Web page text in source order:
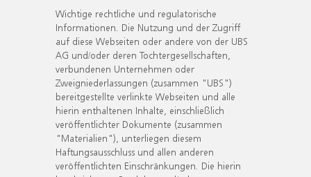
Wichtige rechtliche und regulatorische
Informationen. Die Nutzung und der Zugriff
auf diese Webseiten oder andere von der UBS
AG und/oder deren Tochtergesellschaften,
verbundenen Unternehmen oder
Zweigniederlassungen (zusammen "UBS")
bereitgestellte verlinkte Webseiten und alle
hierin enthaltenen Inhalte, einschließlich
veröffentlichter Dokumente (zusammen
"Materialien"), unterliegen diesem
Haftungsausschluss und allen anderen
veröffentlichten Einschränkungen. Die hierin